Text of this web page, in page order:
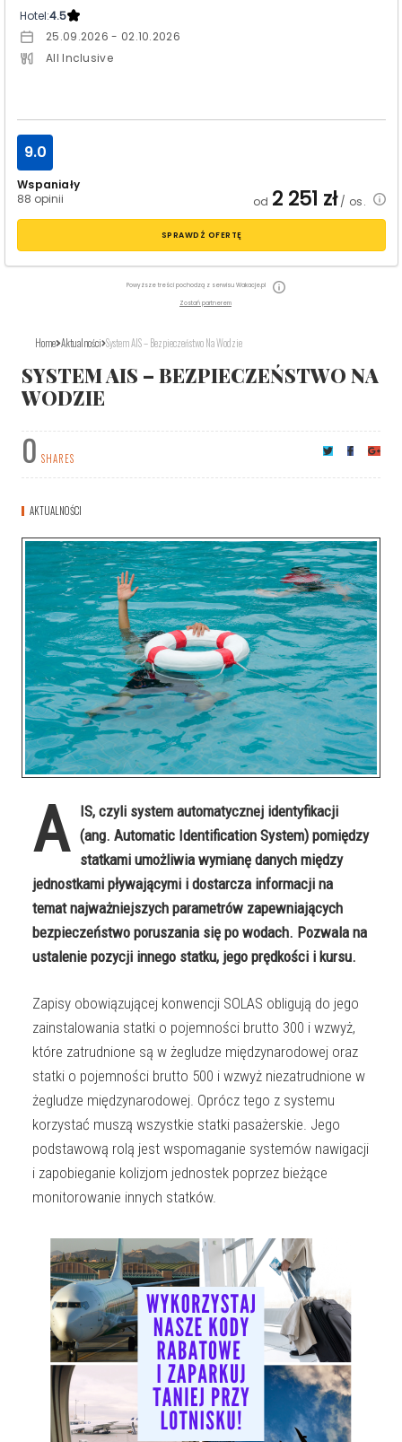
Hotel:4.5
25.09.2026 - 02.10.2026
All Inclusive
Wspaniały
88 opinii
9.0
od 2 251 zł/ os.
SPRAWDŹ OFERTĘ
Powyższe treści pochodzą z serwisu Wakacje.pl
Zostań partnerem
Home Aktualności System AIS – Bezpieczeństwo Na Wodzie
SYSTEM AIS – BEZPIECZEŃSTWO NA
WODZIE
0 SHARES
AKTUALNOŚCI
A
IS, czyli system automatycznej identyfikacji
(ang. Automatic Identification System) pomiędzy
statkami umożliwia wymianę danych między
jednostkami pływającymi i dostarcza informacji na
temat najważniejszych parametrów zapewniających
bezpieczeństwo poruszania się po wodach. Pozwala na
ustalenie pozycji innego statku, jego prędkości i kursu.
Zapisy obowiązującej konwencji SOLAS obligują do jego
zainstalowania statki o pojemności brutto 300 i wzwyż,
które zatrudnione są w żegludze międzynarodowej oraz
statki o pojemności brutto 500 i wzwyż niezatrudnione w
żegludze międzynarodowej. Oprócz tego z systemu
korzystać muszą wszystkie statki pasażerskie. Jego
podstawową rolą jest wspomaganie systemów nawigacji
i zapobieganie kolizjom jednostek poprzez bieżące
monitorowanie innych statków.